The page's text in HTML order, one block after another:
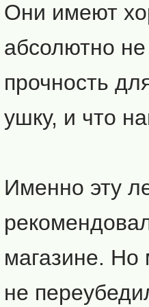
Они имеют
абсолютно
прочность
ушку, и что
Именно эту
магазине. Но
не